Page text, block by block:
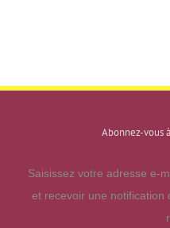
Abonnez-vous
Saisissez votre adresse e-
et recevoir une notification